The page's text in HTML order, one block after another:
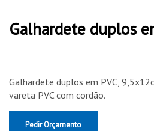
Galhardete duplos
Galhardete duplos em PVC,
vareta PVC com cordão.
Pedir Orçamento